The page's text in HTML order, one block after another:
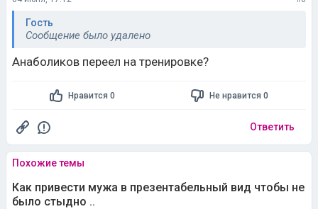
Гость
Сообщение было удалено
Анаболиков переел на тренировке?
Нравится 0 Не нравится 0
Ответить
Похожие темы
Как привести мужа в презентабельный вид чтобы не
было стыдно ..